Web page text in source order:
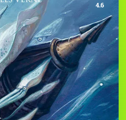
4.6